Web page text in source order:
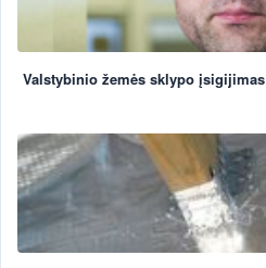
Valstybinio žemės sklypo įsigijimas